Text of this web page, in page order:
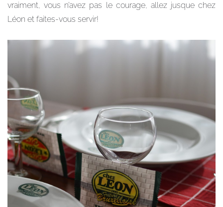
vraiment, vous n’avez pas le courage, allez jusque chez
Léon et faites-vous servir!